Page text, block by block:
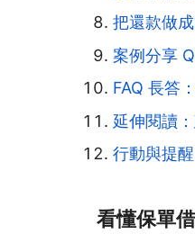
把還款做
案例分享
FAQ 長答
延伸閱讀
行動與提
看懂保單